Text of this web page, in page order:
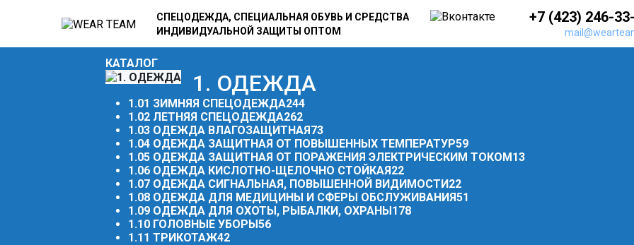
СПЕЦОДЕЖДА, СПЕЦИАЛЬНАЯ ОБУВЬ И СРЕДСТВА
ИНДИВИДУАЛЬНОЙ ЗАЩИТЫ ОПТОМ
+7 (423) 246-
КАТАЛОГ
1. ОДЕЖДА
1.01 ЗИМНЯЯ СПЕЦОДЕЖДА244
1.02 ЛЕТНЯЯ СПЕЦОДЕЖДА262
1.03 ОДЕЖДА ВЛАГОЗАЩИТНАЯ73
1.04 ОДЕЖДА ЗАЩИТНАЯ ОТ ПОВЫШЕННЫХ ТЕМПЕРАТУР59
1.05 ОДЕЖДА ЗАЩИТНАЯ ОТ ПОРАЖЕНИЯ ЭЛЕКТРИЧЕСКИМ ТОКОМ13
1.06 ОДЕЖДА КИСЛОТНО-ЩЕЛОЧНО СТОЙКАЯ22
1.07 ОДЕЖДА СИГНАЛЬНАЯ, ПОВЫШЕННОЙ ВИДИМОСТИ22
1.08 ОДЕЖДА ДЛЯ МЕДИЦИНЫ И СФЕРЫ ОБСЛУЖИВАНИЯ51
1.09 ОДЕЖДА ДЛЯ ОХОТЫ, РЫБАЛКИ, ОХРАНЫ178
1.10 ГОЛОВНЫЕ УБОРЫ56
1.11 ТРИКОТАЖ42